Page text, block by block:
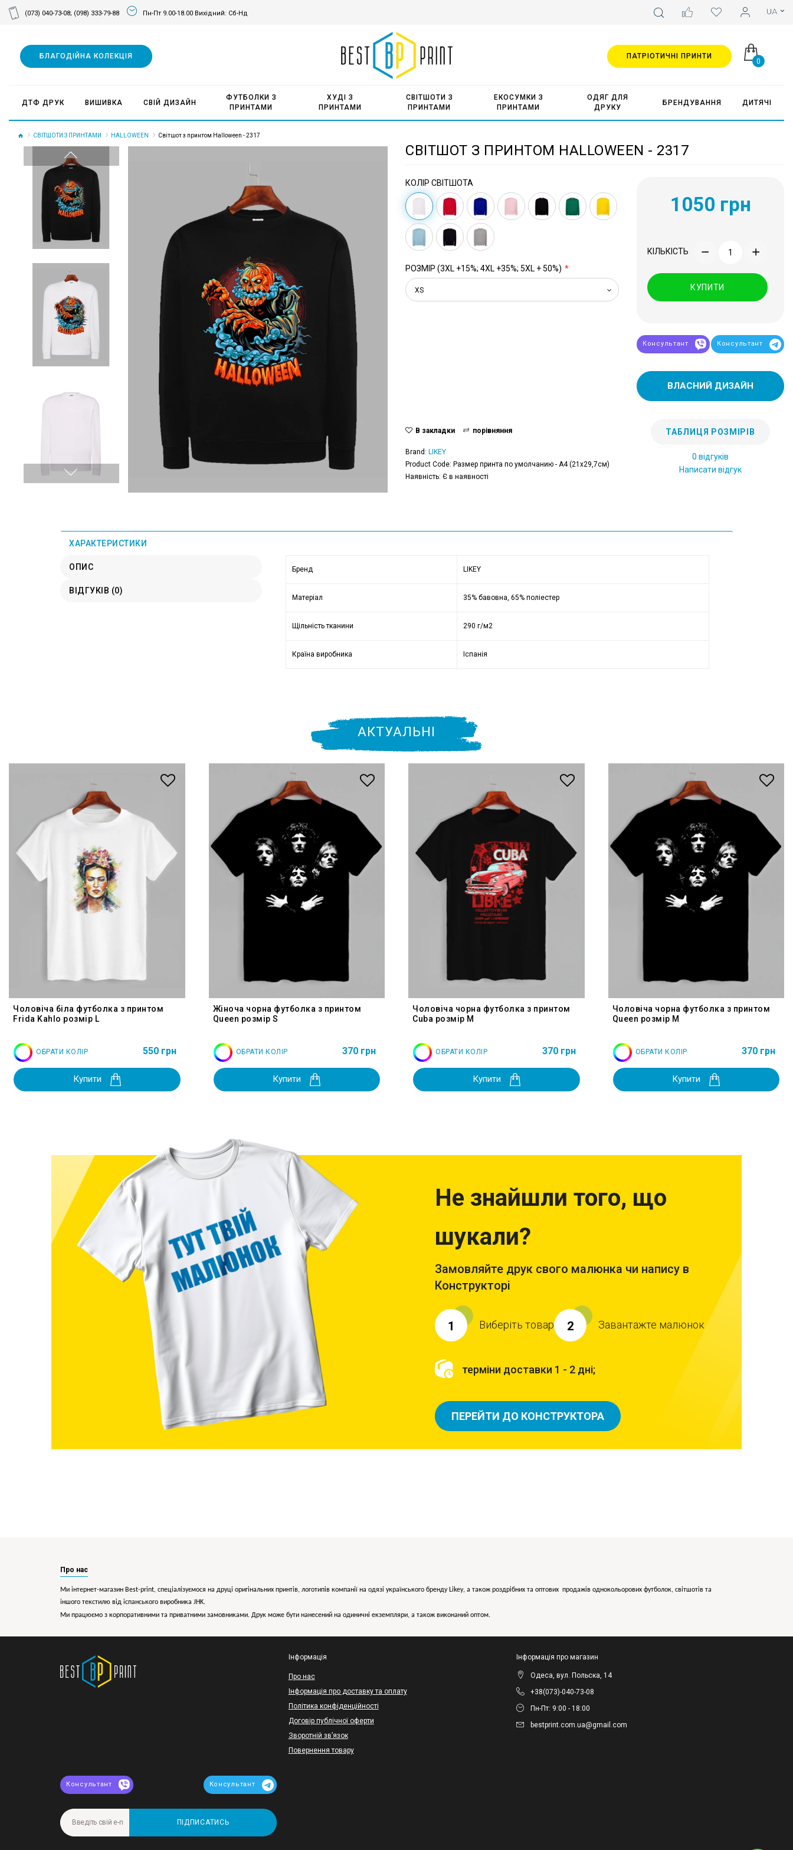
(073) 040-73-08; (098) 333-79-88 Пн-Пт 9.00-18.00 Вихідний: Сб-Нд
0
БЛАГОДІЙНА КОЛЕКЦІЯ
ДТФ ДРУК ВИШИВКА СВІЙ ДИЗАЙН
ФУТБОЛКИ З
ПРИНТАМИ
ХУДІ З
ПРИНТАМИ
СВІТШОТИ З
ПРИНТАМИ
ЕКОСУМКИ З
ПРИНТАМИ
ОДЯГ ДЛЯ
ДРУКУ
БРЕНДУВАННЯ ДИТЯЧІ
ПАТРІОТИЧНІ ПРИНТИ
СВІТШОТИ З ПРИНТАМИ HALLOWEEN Світшот з принтом Halloween - 2317
СВІТШОТ З ПРИНТОМ HALLOWEEN - 2317
КОЛІР СВІТШОТА
РОЗМІР (3XL +15%; 4XL +35%; 5XL + 50%)
XS
1050 грн
КІЛЬКІСТЬ
КУПИТИ
Консультант Консультант
ВЛАСНИЙ ДИЗАЙН
В закладки порівняння
Brand: LIKEY
Product Code: Размер принта по умолчанию - А4 (21x29,7см)
Наявність: Є в наявності
ТАБЛИЦЯ РОЗМІРІВ
0 відгуків
Написати відгук
ХАРАКТЕРИСТИКИ
ОПИС
ВІДГУКІВ (0)
Бренд LIKEY
Матеріал 35% бавовна, 65% поліестер
Щільність тканини 290 г/м2
Країна виробника Іспанія
АКТУАЛЬНІ
Чоловіча біла футболка з принтом
Frida Kahlo розмір L
ОБРАТИ КОЛІР 550 грн
Купити
Жіноча чорна футболка з принтом
Queen розмір S
ОБРАТИ КОЛІР 370 грн
Купити
Чоловіча чорна футболка з принтом
Cuba розмір M
ОБРАТИ КОЛІР 370 грн
Купити
Чоловіча чорна футболка з принтом
Queen розмір M
ОБРАТИ КОЛІР 370 грн
Купити
Не знайшли того, що
шукали?
Замовляйте друк свого малюнка чи напису в
Конструкторі
1 Виберіть товар 2 Завантажте малюнок
терміни доставки 1 - 2 дні;
ПЕРЕЙТИ ДО КОНСТРУКТОРА
Про нас
Ми інтернет-магазин Best-print, спеціалізуємося на друці оригінальних принтів, логотипів компанії на одязі українського бренду Likey, а також роздрібних та оптових продажів однокольорових футболок, світшотів та
іншого текстилю від іспанського виробника JHK.
Ми працюємо з корпоративними та приватними замовниками. Друк може бути нанесений на одиничні екземпляри, а також виконаний оптом.
Інформація
Про нас
Інформація про доставку та оплату
Політика конфіденційності
Договір публічної оферти
Зворотній зв’язок
Повернення товару
Інформація про магазин
Одеса, вул. Польска, 14
+38(073)-040-73-08
Пн-Пт: 9:00 - 18:00
bestprint.com.ua@gmail.com
Консультант Консультант
ПІДПИСАТИСЬ